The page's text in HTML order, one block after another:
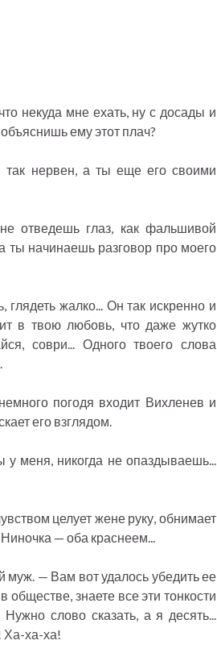
некуда мне ехать, ну с досады и
ему этот плач?
нервен, а ты еще его своими
отведешь глаз, как фальшивой
ты начинаешь разговор про моего
жалко... Он так искренно и
в твою любовь, что даже жутко
соври... Одного твоего слова
погодя входит Вихленев и
его взглядом.
меня, никогда не опаздываешь...
целует жене руку, обнимает
Ниночка — оба краснеем...
— Вам вот удалось убедить ее
знаете все эти тонкости
слово сказать, а я десять...
Ха-ха-ха!